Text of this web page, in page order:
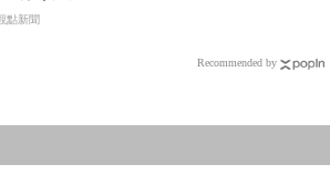
點新聞
Recommended by